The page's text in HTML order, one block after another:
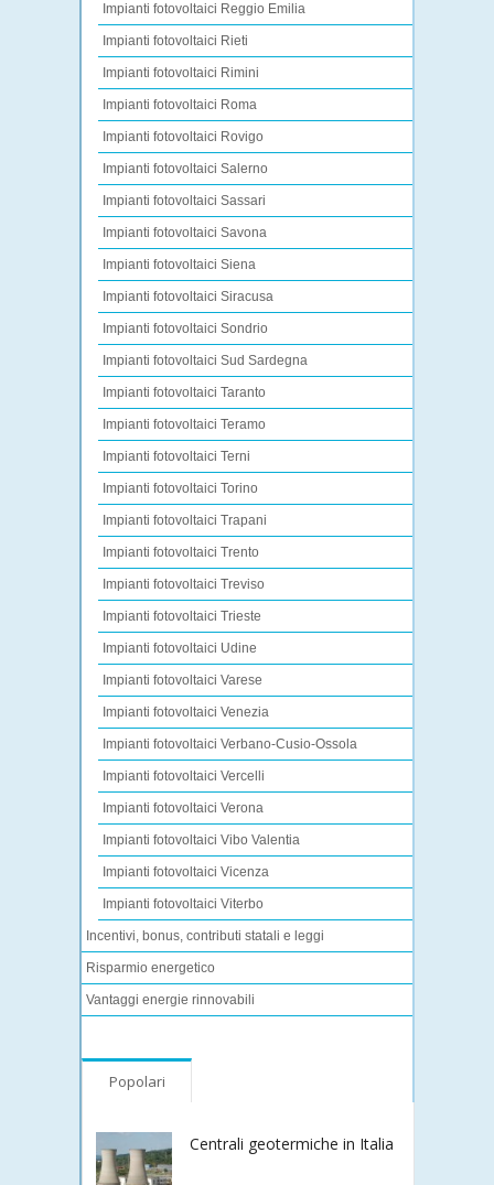
Impianti fotovoltaici Reggio Emilia
Impianti fotovoltaici Rieti
Impianti fotovoltaici Rimini
Impianti fotovoltaici Roma
Impianti fotovoltaici Rovigo
Impianti fotovoltaici Salerno
Impianti fotovoltaici Sassari
Impianti fotovoltaici Savona
Impianti fotovoltaici Siena
Impianti fotovoltaici Siracusa
Impianti fotovoltaici Sondrio
Impianti fotovoltaici Sud Sardegna
Impianti fotovoltaici Taranto
Impianti fotovoltaici Teramo
Impianti fotovoltaici Terni
Impianti fotovoltaici Torino
Impianti fotovoltaici Trapani
Impianti fotovoltaici Trento
Impianti fotovoltaici Treviso
Impianti fotovoltaici Trieste
Impianti fotovoltaici Udine
Impianti fotovoltaici Varese
Impianti fotovoltaici Venezia
Impianti fotovoltaici Verbano-Cusio-Ossola
Impianti fotovoltaici Vercelli
Impianti fotovoltaici Verona
Impianti fotovoltaici Vibo Valentia
Impianti fotovoltaici Vicenza
Impianti fotovoltaici Viterbo
Incentivi, bonus, contributi statali e leggi
Risparmio energetico
Vantaggi energie rinnovabili
Popolari
Centrali geotermiche in Italia